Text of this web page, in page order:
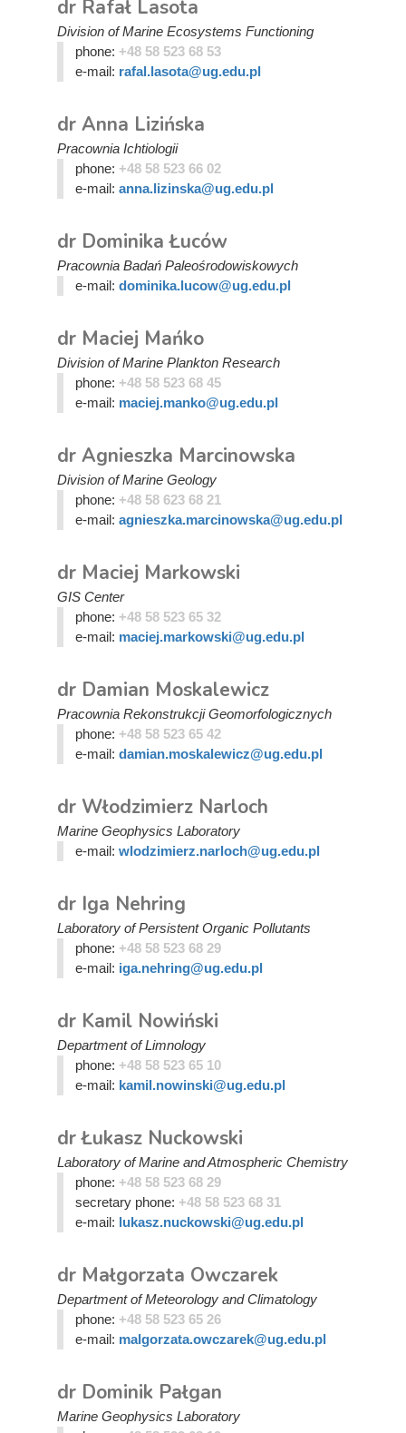
dr Rafał Lasota
Division of Marine Ecosystems Functioning
phone: +48 58 523 68 53
e-mail: rafal.lasota@ug.edu.pl
dr Anna Lizińska
Pracownia Ichtiologii
phone: +48 58 523 66 02
e-mail: anna.lizinska@ug.edu.pl
dr Dominika Łuców
Pracownia Badań Paleośrodowiskowych
e-mail: dominika.lucow@ug.edu.pl
dr Maciej Mańko
Division of Marine Plankton Research
phone: +48 58 523 68 45
e-mail: maciej.manko@ug.edu.pl
dr Agnieszka Marcinowska
Division of Marine Geology
phone: +48 58 623 68 21
e-mail: agnieszka.marcinowska@ug.edu.pl
dr Maciej Markowski
GIS Center
phone: +48 58 523 65 32
e-mail: maciej.markowski@ug.edu.pl
dr Damian Moskalewicz
Pracownia Rekonstrukcji Geomorfologicznych
phone: +48 58 523 65 42
e-mail: damian.moskalewicz@ug.edu.pl
dr Włodzimierz Narloch
Marine Geophysics Laboratory
e-mail: wlodzimierz.narloch@ug.edu.pl
dr Iga Nehring
Laboratory of Persistent Organic Pollutants
phone: +48 58 523 68 29
e-mail: iga.nehring@ug.edu.pl
dr Kamil Nowiński
Department of Limnology
phone: +48 58 523 65 10
e-mail: kamil.nowinski@ug.edu.pl
dr Łukasz Nuckowski
Laboratory of Marine and Atmospheric Chemistry
phone: +48 58 523 68 29
secretary phone: +48 58 523 68 31
e-mail: lukasz.nuckowski@ug.edu.pl
dr Małgorzata Owczarek
Department of Meteorology and Climatology
phone: +48 58 523 65 26
e-mail: malgorzata.owczarek@ug.edu.pl
dr Dominik Pałgan
Marine Geophysics Laboratory